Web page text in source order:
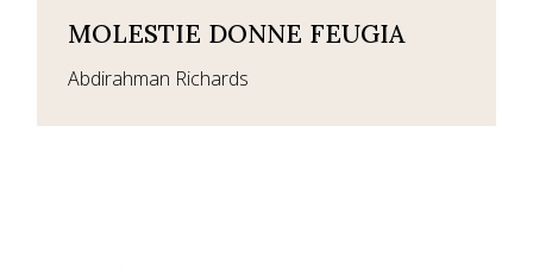
MOLESTIE DONNE FEUGIA
Abdirahman Richards